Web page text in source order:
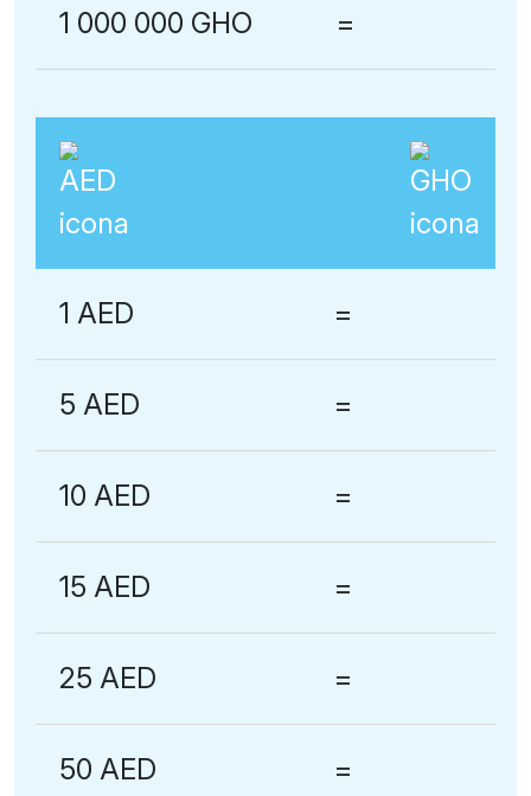
1 000 000 GHO =
1 AED =
5 AED =
10 AED =
15 AED =
25 AED =
50 AED =